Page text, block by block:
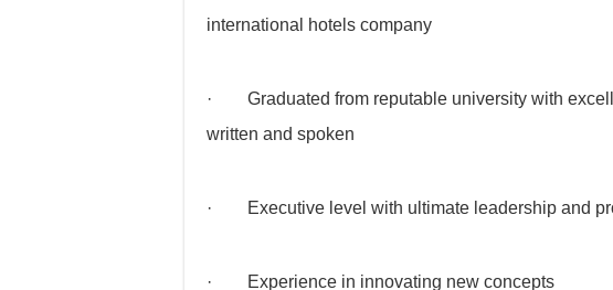
international hotels company
· Graduated from reputable university with
written and spoken
· Executive level with ultimate leadership and
· Experience in innovating new concepts